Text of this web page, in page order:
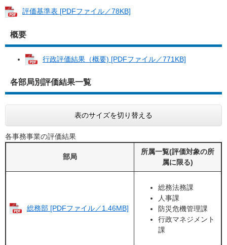
評価基準表 [PDFファイル／78KB]
概要
行政評価結果（概要) [PDFファイル／771KB]
各部局別評価結果一覧
表のサイズを切り替える
各事務事業の評価結果
部局
所属一覧(評価対象の所
属に限る)
総務部 [PDFファイル／1.46MB]
総務法務課
人事課
防災危機管理課
行政マネジメント
課